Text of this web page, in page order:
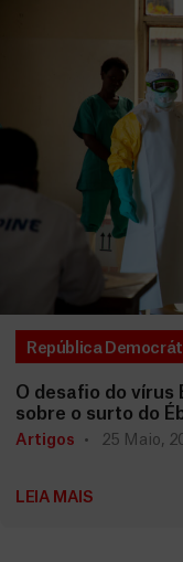
República
O desafio do vírus
sobre o surto do
Artigos 25 Maio,
LEIA MAIS